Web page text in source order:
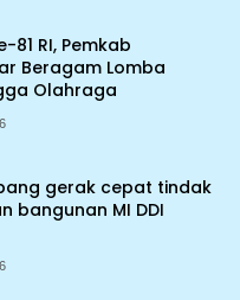
81 RI, Pemkab
Beragam Lomba
Olahraga
gerak cepat tindak
bangunan MI DDI